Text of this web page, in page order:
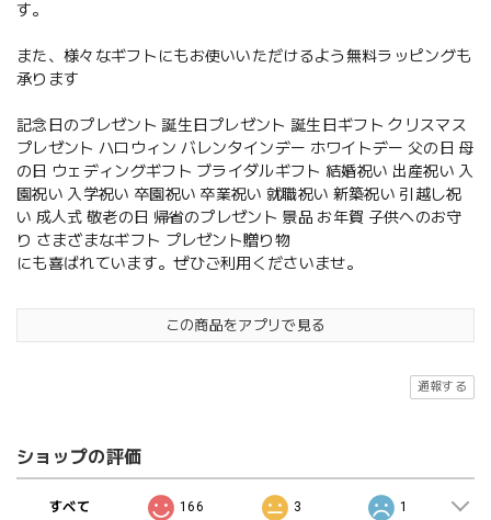
す。
また、様々なギフトにもお使いいただけるよう無料ラッピングも
承ります
記念日のプレゼント 誕生日プレゼント 誕生日ギフト クリスマス
プレゼント ハロウィン バレンタインデー ホワイトデー 父の日 母
の日 ウェディングギフト ブライダルギフト 結婚祝い 出産祝い 入
園祝い 入学祝い 卒園祝い 卒業祝い 就職祝い 新築祝い 引越し祝
い 成人式 敬老の日 帰省のプレゼント 景品 お年賀 子供へのお守
り さまざまなギフト プレゼント贈り物
にも喜ばれています。ぜひご利用くださいませ。
この商品をアプリで見る
通報する
ショップの評価
すべて 166 3 1